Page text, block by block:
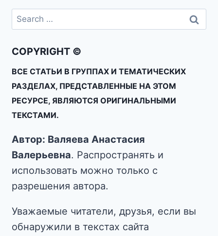
COPYRIGHT ©
ВСЕ СТАТЬИ В ГРУППАХ И ТЕМАТИЧЕСКИХ
РАЗДЕЛАХ, ПРЕДСТАВЛЕННЫЕ НА ЭТОМ
РЕСУРСЕ, ЯВЛЯЮТСЯ ОРИГИНАЛЬНЫМИ
ТЕКСТАМИ.
Автор: Валяева Анастасия
Валерьевна. Распространять и
использовать можно только с
разрешения автора.
Уважаемые читатели, друзья, если вы
обнаружили в текстах сайта